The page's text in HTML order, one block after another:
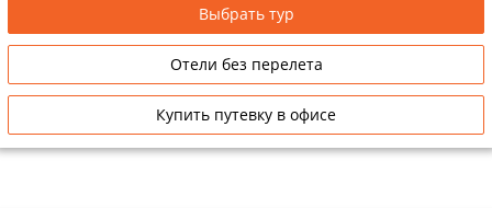
Выбрать тур
Отели без перелета
Купить путевку в офисе